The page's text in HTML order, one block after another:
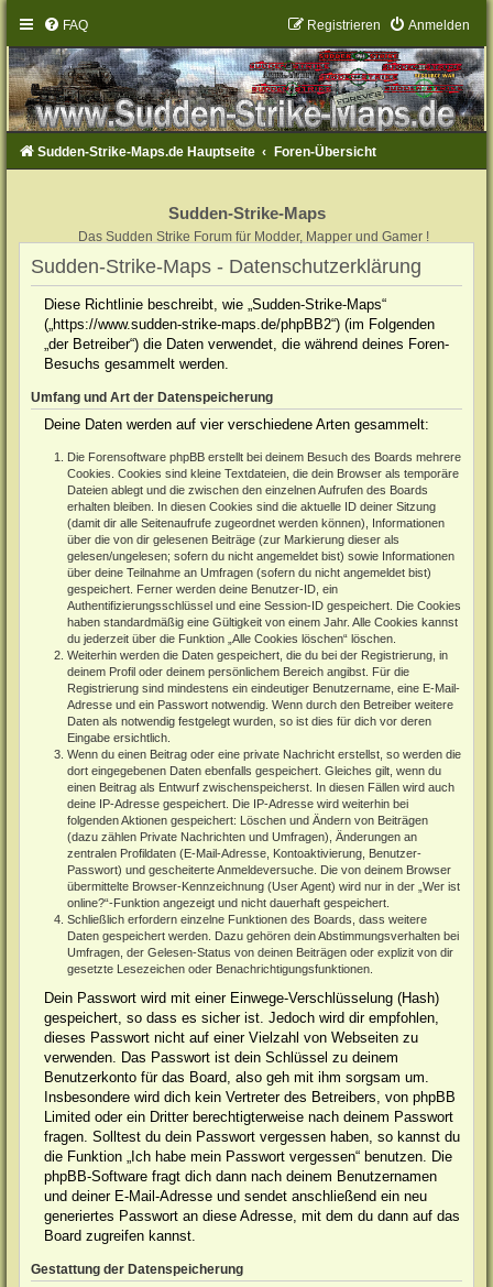
FAQ Anmelden
Registrieren
Sudden-Strike-Maps.de Hauptseite Foren-Übersicht
Sudden-Strike-Maps
Das Sudden Strike Forum für Modder, Mapper und Gamer !
Sudden-Strike-Maps - Datenschutzerklärung
Diese Richtlinie beschreibt, wie „Sudden-Strike-Maps“
(„https://www.sudden-strike-maps.de/phpBB2“) (im Folgenden
„der Betreiber“) die Daten verwendet, die während deines Foren-
Besuchs gesammelt werden.
Umfang und Art der Datenspeicherung
Deine Daten werden auf vier verschiedene Arten gesammelt:
Die Forensoftware phpBB erstellt bei deinem Besuch des Boards mehrere
Cookies. Cookies sind kleine Textdateien, die dein Browser als temporäre
Dateien ablegt und die zwischen den einzelnen Aufrufen des Boards
erhalten bleiben. In diesen Cookies sind die aktuelle ID deiner Sitzung
(damit dir alle Seitenaufrufe zugeordnet werden können), Informationen
über die von dir gelesenen Beiträge (zur Markierung dieser als
gelesen/ungelesen; sofern du nicht angemeldet bist) sowie Informationen
über deine Teilnahme an Umfragen (sofern du nicht angemeldet bist)
gespeichert. Ferner werden deine Benutzer-ID, ein
Authentifizierungsschlüssel und eine Session-ID gespeichert. Die Cookies
haben standardmäßig eine Gültigkeit von einem Jahr. Alle Cookies kannst
du jederzeit über die Funktion „Alle Cookies löschen“ löschen.
Weiterhin werden die Daten gespeichert, die du bei der Registrierung, in
deinem Profil oder deinem persönlichem Bereich angibst. Für die
Registrierung sind mindestens ein eindeutiger Benutzername, eine E-Mail-
Adresse und ein Passwort notwendig. Wenn durch den Betreiber weitere
Daten als notwendig festgelegt wurden, so ist dies für dich vor deren
Eingabe ersichtlich.
Wenn du einen Beitrag oder eine private Nachricht erstellst, so werden die
dort eingegebenen Daten ebenfalls gespeichert. Gleiches gilt, wenn du
einen Beitrag als Entwurf zwischenspeicherst. In diesen Fällen wird auch
deine IP-Adresse gespeichert. Die IP-Adresse wird weiterhin bei
folgenden Aktionen gespeichert: Löschen und Ändern von Beiträgen
(dazu zählen Private Nachrichten und Umfragen), Änderungen an
zentralen Profildaten (E-Mail-Adresse, Kontoaktivierung, Benutzer-
Passwort) und gescheiterte Anmeldeversuche. Die von deinem Browser
übermittelte Browser-Kennzeichnung (User Agent) wird nur in der „Wer ist
online?“-Funktion angezeigt und nicht dauerhaft gespeichert.
Schließlich erfordern einzelne Funktionen des Boards, dass weitere
Daten gespeichert werden. Dazu gehören dein Abstimmungsverhalten bei
Umfragen, der Gelesen-Status von deinen Beiträgen oder explizit von dir
gesetzte Lesezeichen oder Benachrichtigungsfunktionen.
Dein Passwort wird mit einer Einwege-Verschlüsselung (Hash)
gespeichert, so dass es sicher ist. Jedoch wird dir empfohlen,
dieses Passwort nicht auf einer Vielzahl von Webseiten zu
verwenden. Das Passwort ist dein Schlüssel zu deinem
Benutzerkonto für das Board, also geh mit ihm sorgsam um.
Insbesondere wird dich kein Vertreter des Betreibers, von phpBB
Limited oder ein Dritter berechtigterweise nach deinem Passwort
fragen. Solltest du dein Passwort vergessen haben, so kannst du
die Funktion „Ich habe mein Passwort vergessen“ benutzen. Die
phpBB-Software fragt dich dann nach deinem Benutzernamen
und deiner E-Mail-Adresse und sendet anschließend ein neu
generiertes Passwort an diese Adresse, mit dem du dann auf das
Board zugreifen kannst.
Gestattung der Datenspeicherung